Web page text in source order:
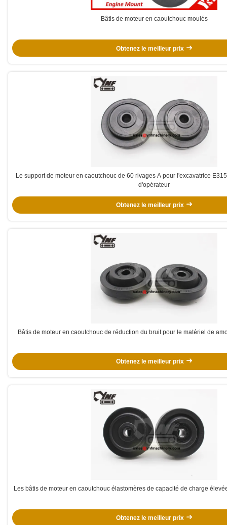
Bâtis de moteur en caoutchouc moulés
Obtenez le meilleur prix
Le support de moteur en caoutchouc de 60 rivages A pour l'excavatrice
d'opérateur
Obtenez le meilleur prix
Bâtis de moteur en caoutchouc de réduction du bruit pour le matériel de
Obtenez le meilleur prix
Les bâtis de moteur en caoutchouc élastomères de capacité de charge
Obtenez le meilleur prix